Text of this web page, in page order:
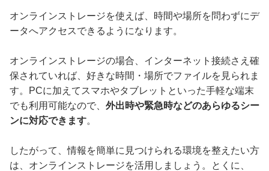
オンラインストレージを使えば、時間や場所を問わずにデ
ータへアクセスできるようになります。
オンラインストレージの場合、インターネット接続さえ確
保されていれば、好きな時間・場所でファイルを見られま
す。PCに加えてスマホやタブレットといった手軽な端末
でも利用可能なので、 外出時や緊急時などのあらゆるシー
ンに対応できます。
したがって、情報を簡単に見つけられる環境を整えたい方
は、オンラインストレージを活用しましょう。とくに、